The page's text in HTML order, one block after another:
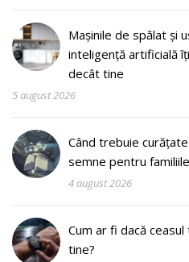
Mașinile de spălat și
inteligență artificială
decât tine
5 august 2026
Când trebuie
semne pentru
4 august 2026
Cum ar fi dacă
tine?